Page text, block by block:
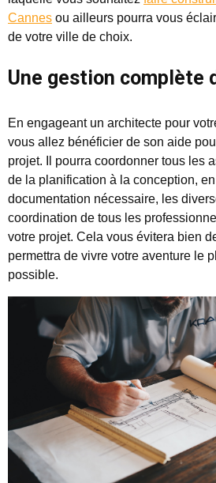
Cannes ou ailleurs pourra vous
de votre ville de choix.
Une gestion complète
En engageant un architecte pour
vous allez bénéficier de son aide
projet. Il pourra coordonner tous les
de la planification à la conception,
documentation nécessaire, les
coordination de tous les
votre projet. Cela vous évitera bien
permettra de vivre votre aventure le
possible.